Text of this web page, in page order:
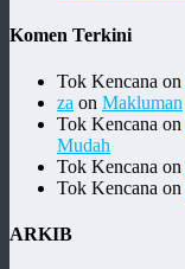
Komen Terkini
Tok Kencana on
za on Makluman
Tok Kencana on
Mudah
Tok Kencana on
Tok Kencana on
ARKIB